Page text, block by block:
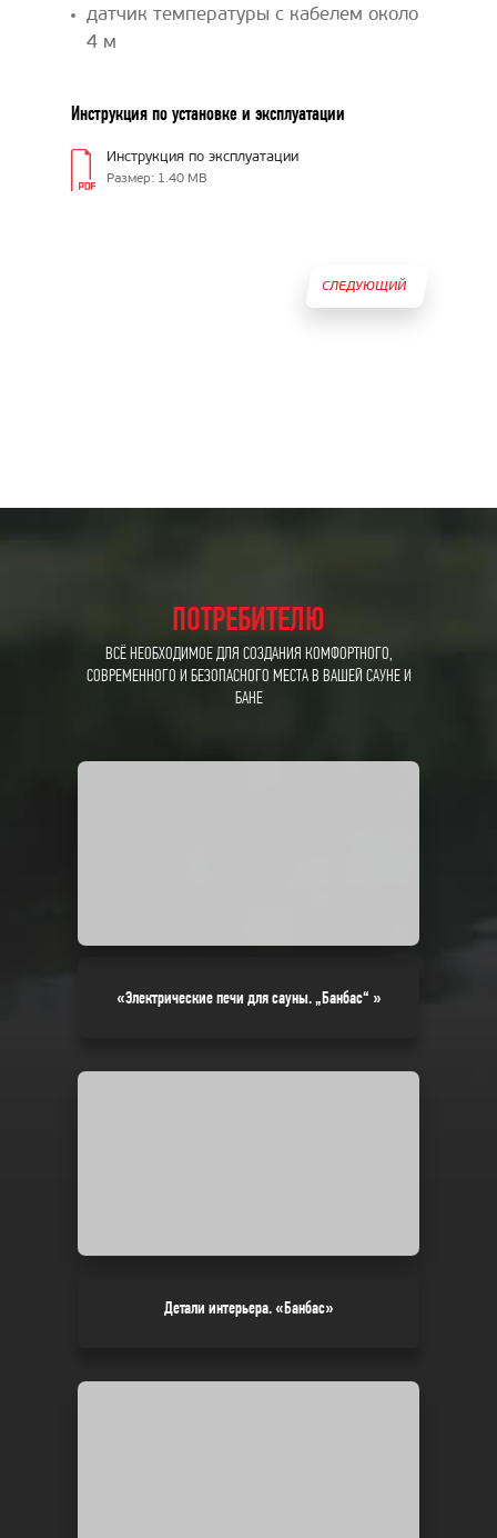
датчик температуры с кабелем около
4 м
Инструкция по установке и эксплуатации
Инструкция по эксплуатации
Размер: 1.40 MB
СЛЕДУЮЩИЙ
ПОТРЕБИТЕЛЮ
ВСЁ НЕОБХОДИМОЕ ДЛЯ СОЗДАНИЯ КОМФОРТНОГО,
СОВРЕМЕННОГО И БЕЗОПАСНОГО МЕСТА В ВАШЕЙ САУНЕ И
БАНЕ
«Электрические печи для сауны. „Банбас“ »
Детали интерьера. «Банбас»